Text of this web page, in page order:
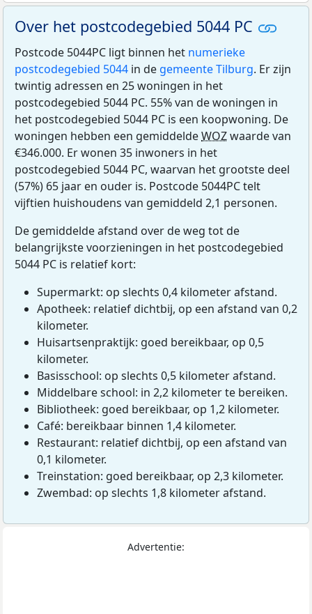
Over het postcodegebied 5044 PC
Postcode 5044PC ligt binnen het numerieke
postcodegebied 5044 in de gemeente Tilburg. Er zijn
twintig adressen en 25 woningen in het
postcodegebied 5044 PC. 55% van de woningen in
het postcodegebied 5044 PC is een koopwoning. De
woningen hebben een gemiddeldeWOZwaarde van
€346.000. Er wonen 35 inwoners in het
postcodegebied 5044 PC, waarvan het grootste deel
(57%) 65 jaar en ouder is. Postcode 5044PC telt
vijftien huishoudens van gemiddeld 2,1 personen.
De gemiddelde afstand over de weg tot de
belangrijkste voorzieningen in het postcodegebied
5044 PC is relatief kort:
Supermarkt: op slechts 0,4 kilometer afstand.
Apotheek: relatief dichtbij, op een afstand van 0,2
kilometer.
Huisartsenpraktijk: goed bereikbaar, op 0,5
kilometer.
Basisschool: op slechts 0,5 kilometer afstand.
Middelbare school: in 2,2 kilometer te bereiken.
Bibliotheek: goed bereikbaar, op 1,2 kilometer.
Café: bereikbaar binnen 1,4 kilometer.
Restaurant: relatief dichtbij, op een afstand van
0,1 kilometer.
Treinstation: goed bereikbaar, op 2,3 kilometer.
Zwembad: op slechts 1,8 kilometer afstand.
Advertentie: